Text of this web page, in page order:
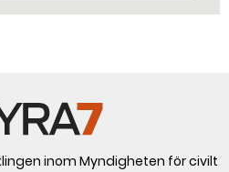
inom Myndigheten för civilt